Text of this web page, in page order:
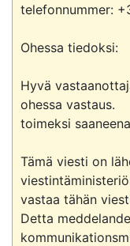
telefonnummer:
Ohessa tiedoksi:
Hyvä
ohessa vastaus.
toimeksi
Tämä viesti on
vastaa tähän
Detta